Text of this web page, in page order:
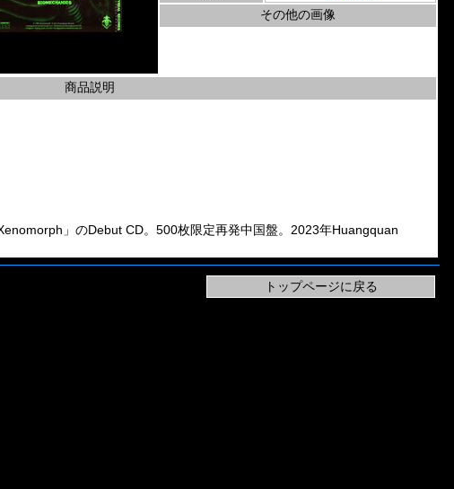
その他の画像
商品説明
」のDebut CD。500枚限定再発中国盤。2023年Huangquan